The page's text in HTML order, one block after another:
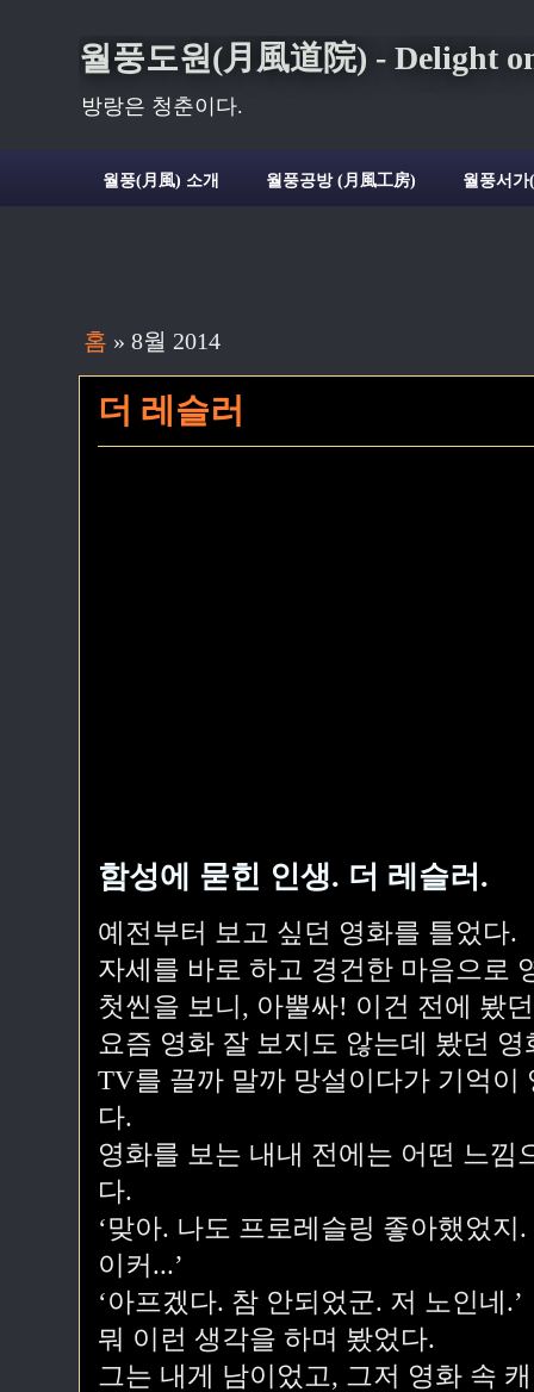
월풍도원(月風道院) - Delight
방랑은 청춘이다.
월풍(月風) 소개 월풍공방 (月風工房) 월풍서
홈 » 8월 2014
더 레슬러
함성에 묻힌 인생. 더 레슬러.
예전부터 보고 싶던 영화를 틀었다.
자세를 바로 하고 경건한 마음으로
첫씬을 보니, 아뿔싸! 이건 전에 봤
요즘 영화 잘 보지도 않는데 봤던
TV를 끌까 말까 망설이다가 기억이
다.
영화를 보는 내내 전에는 어떤 느낌
다.
‘맞아. 나도 프로레슬링 좋아했었
이커...’
‘아프겠다. 참 안되었군. 저 노인네.’
뭐 이런 생각을 하며 봤었다.
그는 내게 남이었고, 그저 영화 속